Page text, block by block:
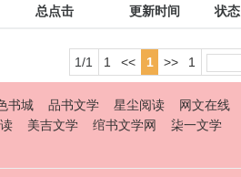
总点击 更新时间 状态
1/1 1 << 1 >> 1
书城 品书文学 星尘阅读
网文在线
美吉文学 绾书文学网
柒一文学